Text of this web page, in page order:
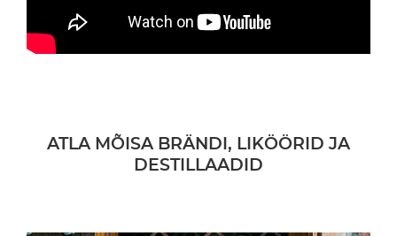
ATLA MÕISA BRÄNDI, LIKÖÖRID JA
DESTILLAADID